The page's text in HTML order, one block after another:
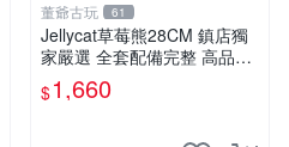
董爺古玩 61
Jellycat草莓熊28CM 鎮店獨
家嚴選 全套配備完整 高品質
收藏好物 紋章 玩具熊 定制熊
$1,660